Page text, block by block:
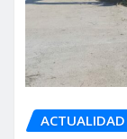
ACTUALIDAD